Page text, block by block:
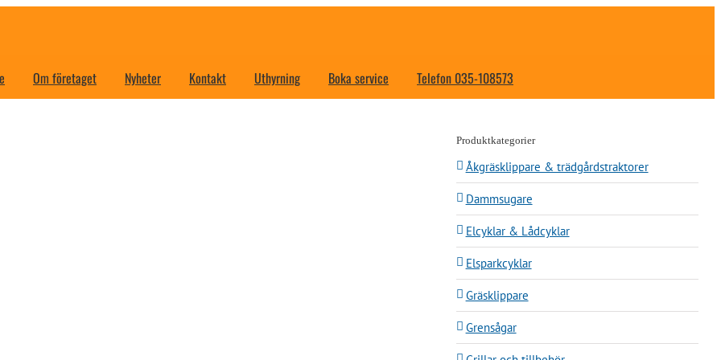
Om företaget Nyheter Kontakt Uthyrning Boka service Telefon 035-108573
Produktkategorier
Åkgräsklippare & trädgårdstraktorer
Dammsugare
Elcyklar & Lådcyklar
Elsparkcyklar
Gräsklippare
Grensågar